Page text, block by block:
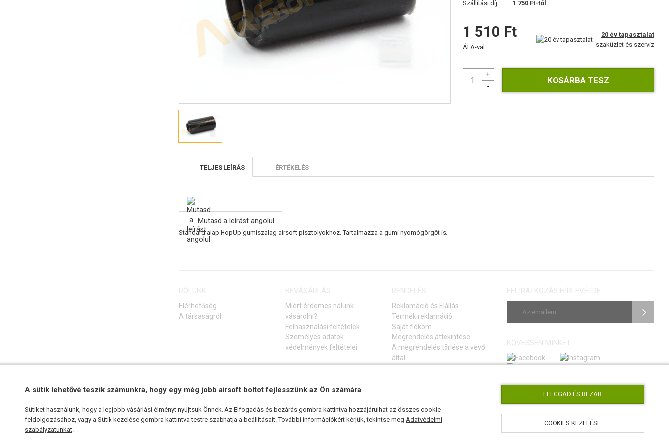
Szállítási díj
1 750 Ft-tól
1 510 Ft
ÁFÁ-val
20 év tapasztalat
szaküzlet és szerviz
TELJES LEÍRÁS ÉRTÉKELÉS
Mutasd a leírást angolul
Standard alap HopUp gumiszalag airsoft pisztolyokhoz. Tartalmazza a gumi nyomógörgőt is.
RÓLUNK
Elérhetőség
A társaságról
BEVÁSÁRLÁS
Miért érdemes nálunk
vásárolni?
Felhasználási feltételek
Személyes adatok
védelmények feltételei
RENDELÉS
Reklamáció és Elállás
Termék reklamáció
Saját fiókom
Megrendelés áttekintése
A megrendelés törlése a vevő
által
FELIRATKOZÁS HÍRLEVÉLRE
KÖVESSEN MINKET
AirsoftPro.hu © 2026
A sütik lehetővé teszik számunkra, hogy egy még jobb airsoft boltot fejlesszünk az Ön számára
Sütiket használunk, hogy a legjobb vásárlási élményt nyújtsuk Önnek. Az Elfogadás és bezárás gombra kattintva hozzájárulhat az összes cookie
feldolgozásához, vagy a Sütik kezelése gombra kattintva testre szabhatja a beállításait. További információkért kérjük, tekintse meg Adatvédelmi
szabályzatunkat.
ELFOGAD ÉS BEZÁR
COOKIES KEZELÉSE